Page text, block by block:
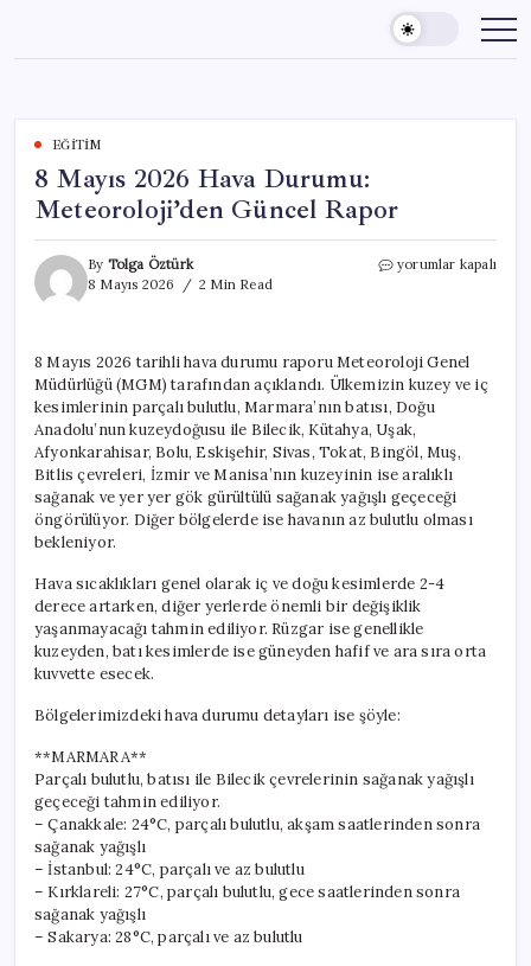
content
EĞITIM
8 Mayıs 2026 Hava Durumu:
Meteoroloji’den Güncel Rapor
By Tolga Öztürk
8 Mayıs 2026
2 Min Read
8
Meteoroloji’den
Güncel
Rapor
için
yorumlar kapalı
8 Mayıs 2026 tarihli hava durumu raporu Meteoroloji Genel
Müdürlüğü (MGM) tarafından açıklandı. Ülkemizin kuzey ve iç
kesimlerinin parçalı bulutlu, Marmara’nın batısı, Doğu
Anadolu’nun kuzeydoğusu ile Bilecik, Kütahya, Uşak,
Afyonkarahisar, Bolu, Eskişehir, Sivas, Tokat, Bingöl, Muş,
Bitlis çevreleri, İzmir ve Manisa’nın kuzeyinin ise aralıklı
sağanak ve yer yer gök gürültülü sağanak yağışlı geçeceği
öngörülüyor. Diğer bölgelerde ise havanın az bulutlu olması
bekleniyor.
Hava sıcaklıkları genel olarak iç ve doğu kesimlerde 2-4
derece artarken, diğer yerlerde önemli bir değişiklik
yaşanmayacağı tahmin ediliyor. Rüzgar ise genellikle
kuzeyden, batı kesimlerde ise güneyden hafif ve ara sıra orta
kuvvette esecek.
Bölgelerimizdeki hava durumu detayları ise şöyle:
**MARMARA**
Parçalı bulutlu, batısı ile Bilecik çevrelerinin sağanak yağışlı
geçeceği tahmin ediliyor.
– Çanakkale: 24°C, parçalı bulutlu, akşam saatlerinden sonra
sağanak yağışlı
– İstanbul: 24°C, parçalı ve az bulutlu
– Kırklareli: 27°C, parçalı bulutlu, gece saatlerinden sonra
sağanak yağışlı
– Sakarya: 28°C, parçalı ve az bulutlu